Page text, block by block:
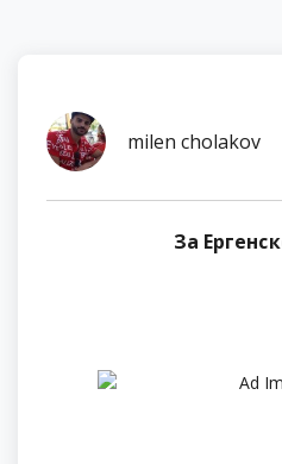
milen cholakov
За